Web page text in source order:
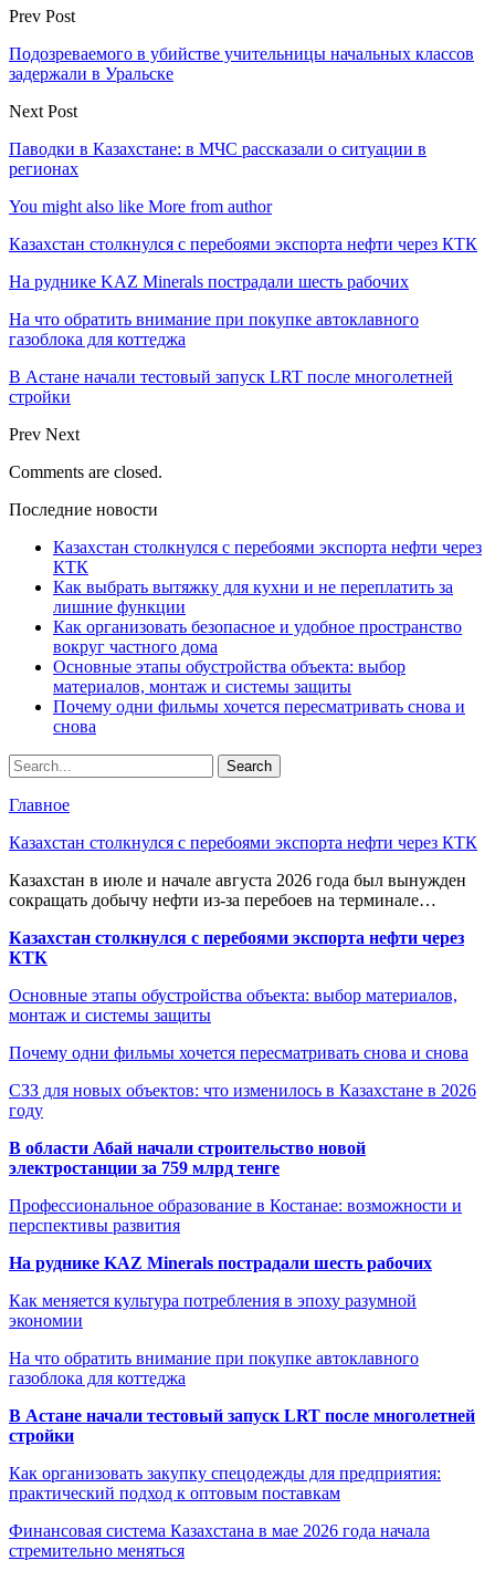
Prev Post
Подозреваемого в убийстве учительницы начальных классов
задержали в Уральске
Next Post
Паводки в Казахстане: в МЧС рассказали о ситуации в
регионах
You might also like More from author
Казахстан столкнулся с перебоями экспорта нефти через КТК
На руднике KAZ Minerals пострадали шесть рабочих
На что обратить внимание при покупке автоклавного
газоблока для коттеджа
В Астане начали тестовый запуск LRT после многолетней
стройки
Prev Next
Comments are closed.
Последние новости
Казахстан столкнулся с перебоями экспорта нефти через
КТК
Как выбрать вытяжку для кухни и не переплатить за
лишние функции
Как организовать безопасное и удобное пространство
вокруг частного дома
Основные этапы обустройства объекта: выбор
материалов, монтаж и системы защиты
Почему одни фильмы хочется пересматривать снова и
снова
Главное
Казахстан столкнулся с перебоями экспорта нефти через КТК
Казахстан в июле и начале августа 2026 года был вынужден
сокращать добычу нефти из-за перебоев на терминале…
Казахстан столкнулся с перебоями экспорта нефти через
КТК
Основные этапы обустройства объекта: выбор материалов,
монтаж и системы защиты
Почему одни фильмы хочется пересматривать снова и снова
СЗЗ для новых объектов: что изменилось в Казахстане в 2026
году
В области Абай начали строительство новой
электростанции за 759 млрд тенге
Профессиональное образование в Костанае: возможности и
перспективы развития
На руднике KAZ Minerals пострадали шесть рабочих
Как меняется культура потребления в эпоху разумной
экономии
На что обратить внимание при покупке автоклавного
газоблока для коттеджа
В Астане начали тестовый запуск LRT после многолетней
стройки
Как организовать закупку спецодежды для предприятия:
практический подход к оптовым поставкам
Финансовая система Казахстана в мае 2026 года начала
стремительно меняться